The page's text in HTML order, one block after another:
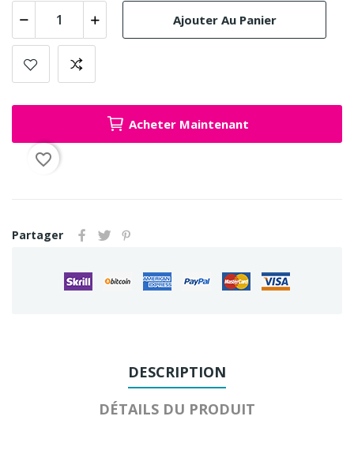
Ajouter Au Panier
Acheter Maintenant
favorite_border
Partager
DESCRIPTION
DÉTAILS DU PRODUIT